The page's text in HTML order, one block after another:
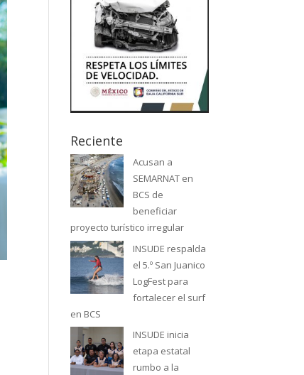
Reciente
Acusan a
SEMARNAT en
BCS de
beneficiar
proyecto turístico irregular
INSUDE respalda
el 5.º San Juanico
LogFest para
fortalecer el surf
en BCS
INSUDE inicia
etapa estatal
rumbo a la